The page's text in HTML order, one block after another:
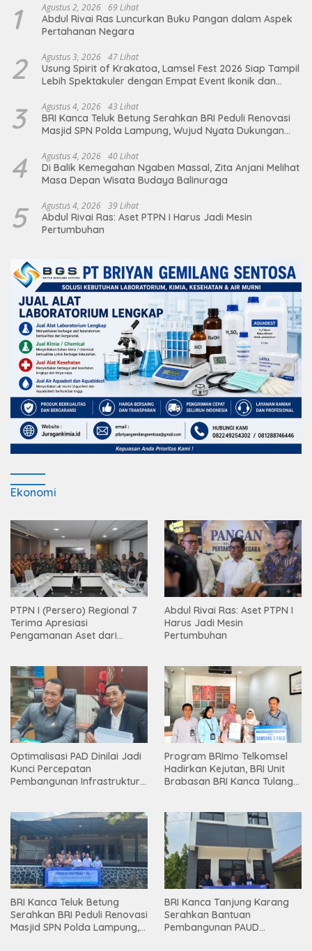
1 Agustus 2, 2026 69 Lihat
Abdul Rivai Ras Luncurkan Buku Pangan dalam Aspek
Pertahanan Negara
2 Agustus 3, 2026 47 Lihat
Usung Spirit of Krakatoa, Lamsel Fest 2026 Siap Tampil
Lebih Spektakuler dengan Empat Event Ikonik dan
3 Agustus 4, 2026 43 Lihat
BRI Kanca Teluk Betung Serahkan BRI Peduli Renovasi
Masjid SPN Polda Lampung, Wujud Nyata Dukungan
4 Agustus 4, 2026 40 Lihat
Di Balik Kemegahan Ngaben Massal, Zita Anjani Melihat
Masa Depan Wisata Budaya Balinuraga
5 Agustus 4, 2026 39 Lihat
Abdul Rivai Ras: Aset PTPN I Harus Jadi Mesin
Pertumbuhan
Ekonomi
PTPN I (Persero) Regional 7
Terima Apresiasi
Pengamanan Aset dari
Abdul Rivai Ras: Aset PTPN I
Harus Jadi Mesin
Pertumbuhan
Optimalisasi PAD Dinilai Jadi
Kunci Percepatan
Pembangunan Infrastruktur
Program BRImo Telkomsel
Hadirkan Kejutan, BRI Unit
Brabasan BRI Kanca Tulang
Mesuji
BRI Kanca Teluk Betung
Serahkan BRI Peduli Renovasi
Masjid SPN Polda Lampung,
BRI Kanca Tanjung Karang
Serahkan Bantuan
Pembangunan PAUD